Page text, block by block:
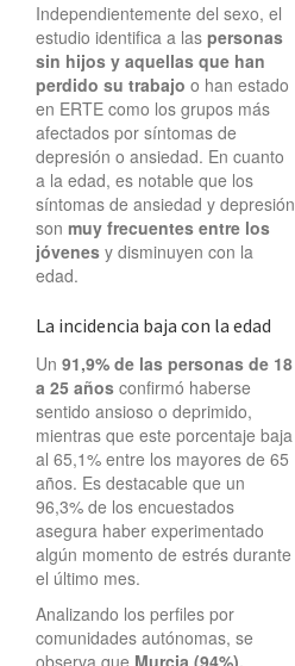
Independientemente del sexo, el
estudio identifica a las personas
sin hijos y aquellas que han
perdido su trabajo o han estado
en ERTE como los grupos más
afectados por síntomas de
depresión o ansiedad. En cuanto
a la edad, es notable que los
síntomas de ansiedad y depresión
son muy frecuentes entre los
jóvenes y disminuyen con la
edad.
La incidencia baja con la edad
Un 91,9% de las personas de 18
a 25 años confirmó haberse
sentido ansioso o deprimido,
mientras que este porcentaje baja
al 65,1% entre los mayores de 65
años. Es destacable que un
96,3% de los encuestados
asegura haber experimentado
algún momento de estrés durante
el último mes.
Analizando los perfiles por
comunidades autónomas, se